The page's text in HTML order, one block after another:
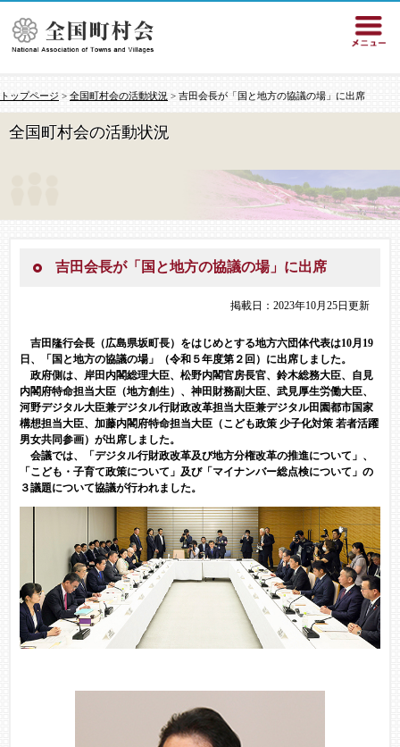
トップページ > 全国町村会の活動状況 > 吉田会長が「国と地方の協議の場」に出席
全国町村会の活動状況
吉田会長が「国と地方の協議の場」に出席
掲載日：2023年10月25日更新
吉田隆行会長（広島県坂町長）をはじめとする地方六団体代表は10月19
日、「国と地方の協議の場」（令和５年度第２回）に出席しました。
政府側は、岸田内閣総理大臣、松野内閣官房長官、鈴木総務大臣、自見
内閣府特命担当大臣（地方創生）、神田財務副大臣、武見厚生労働大臣、
河野デジタル大臣兼デジタル行財政改革担当大臣兼デジタル田園都市国家
構想担当大臣、加藤内閣府特命担当大臣（こども政策 少子化対策 若者活躍
男女共同参画）が出席しました。
会議では、「デジタル行財政改革及び地方分権改革の推進について」、
「こども・子育て政策について」及び「マイナンバー総点検について」の
３議題について協議が行われました。